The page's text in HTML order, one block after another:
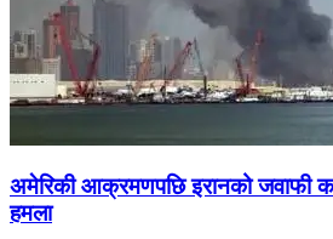
अमेरिकी आक्रमणपछि इरानको जवाफी
हमला